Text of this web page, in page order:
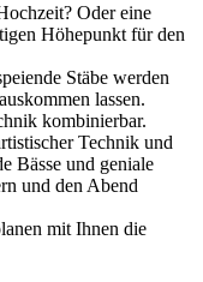
Oder eine
Höhepunkt für den
Stäbe werden
lassen.
kombinierbar.
Technik und
Bässe und geniale
und den Abend
mit Ihnen die